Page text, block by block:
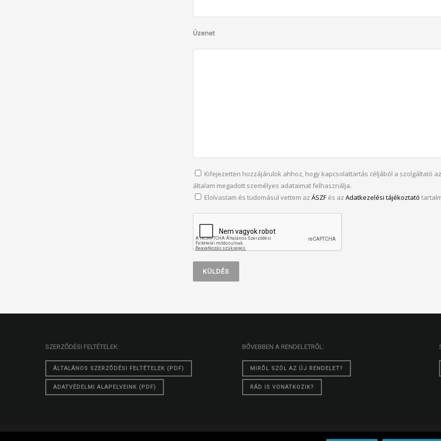
Üzenet
Kifejezetten hozzájárulok ahhoz, hogy kapcsolattartás céljából a szolgáltató az
általam megadott személyes adataimat felhasználja.
Elolvastam és tudomásul vettem az ÁSZF és az Adatkezelési tájékoztató
SZERZŐDÉSI FELTÉTELEK:
ÁLTALÁNOS SZERZŐDÉSI FELTÉTELEK (PDF)
ADATVÉDELMI ALAPELVEINK (PDF)
BŐVEBBEN A RENDELETRŐL:
MIRŐL SZÓL AZ ÚJ RENDELET?
RÁD IS VONATKOZIK?